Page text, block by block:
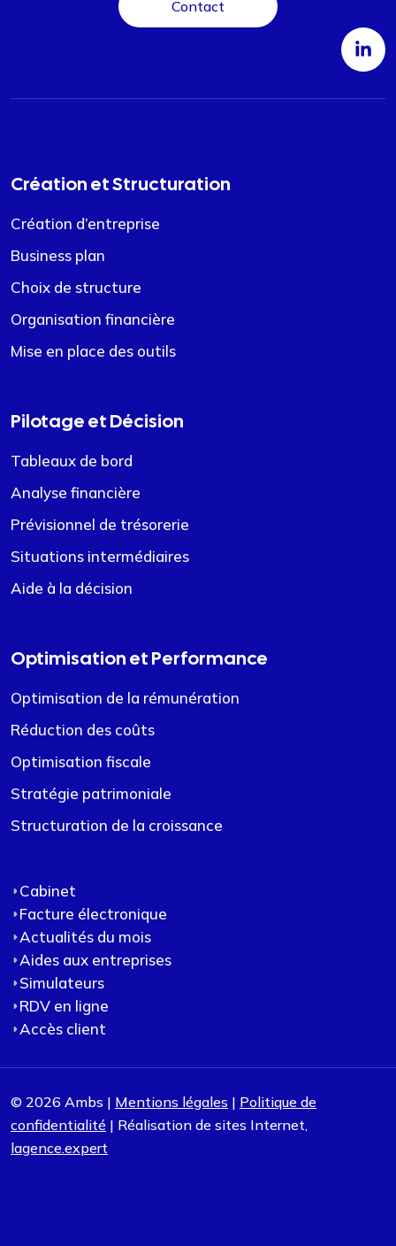
Contact
Création et Structuration
Création d’entreprise
Business plan
Choix de structure
Organisation financière
Mise en place des outils
Pilotage et Décision
Tableaux de bord
Analyse financière
Prévisionnel de trésorerie
Situations intermédiaires
Aide à la décision
Optimisation et Performance
Optimisation de la rémunération
Réduction des coûts
Optimisation fiscale
Stratégie patrimoniale
Structuration de la croissance
Cabinet
Facture électronique
Actualités du mois
Aides aux entreprises
Simulateurs
RDV en ligne
Accès client
© 2026 Ambs | Mentions légales | Politique de
confidentialité | Réalisation de sites Internet,
lagence.expert